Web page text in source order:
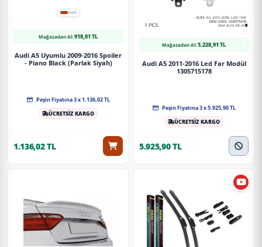
Mağazadan Al:918,01 TL
Audi A5 Uyumlu 2009-2016 Spoiler
- Piano Black (Parlak Siyah)
Peşin Fiyatına 3 x 1.136,02 TL
ÜCRETSİZ KARGO
1.136,02 TL
Mağazadan Al:5.228,91 TL
Audi A5 2011-2016 Led Far Modül
1305715178
Peşin Fiyatına 3 x 5.925,90 TL
ÜCRETSİZ KARGO
5.925,90 TL